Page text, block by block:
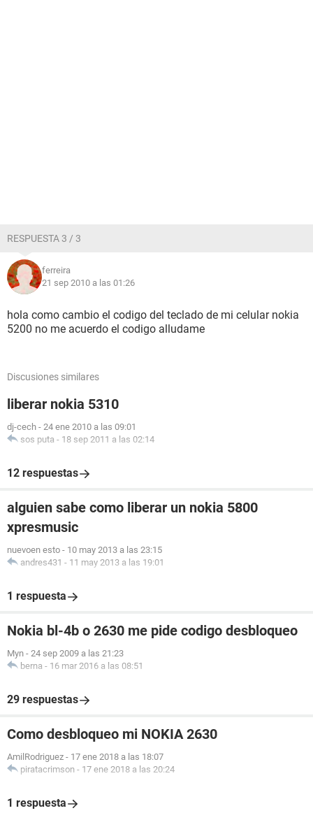
RESPUESTA 3 / 3
ferreira
21 sep 2010 a las 01:26
hola como cambio el codigo del teclado de mi celular nokia
5200 no me acuerdo el codigo alludame
Discusiones similares
liberar nokia 5310
dj-cech - 24 ene 2010 a las 09:01
sos puta - 18 sep 2011 a las 02:14
12 respuestas
alguien sabe como liberar un nokia 5800
xpresmusic
nuevoen esto - 10 may 2013 a las 23:15
andres431 - 11 may 2013 a las 19:01
1 respuesta
Nokia bl-4b o 2630 me pide codigo desbloqueo
Myn - 24 sep 2009 a las 21:23
berna - 16 mar 2016 a las 08:51
29 respuestas
Como desbloqueo mi NOKIA 2630
AmilRodriguez - 17 ene 2018 a las 18:07
piratacrimson - 17 ene 2018 a las 20:24
1 respuesta